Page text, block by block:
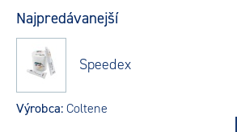
Najpredávanejší
Speedex
Výrobca:Coltene